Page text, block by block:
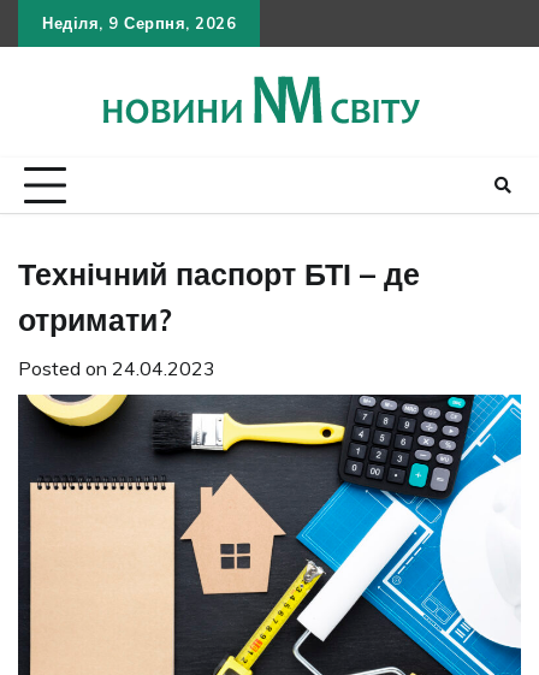
to
Неділя, 9 Серпня, 2026
Технічний паспорт БТІ – де
отримати?
Posted on 24.04.2023